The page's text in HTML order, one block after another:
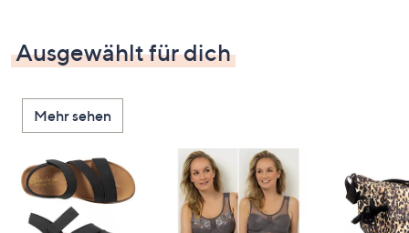
Ausgewählt für dich
Mehr sehen